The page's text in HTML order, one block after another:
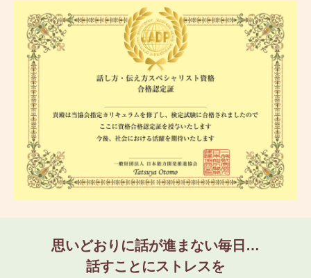
思いどおりに話が進まない毎日…
話すことにストレスを